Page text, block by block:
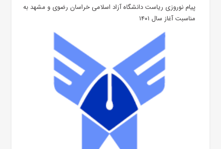
پیام نوروزی ریاست دانشگاه آزاد اسلامی خراسان رضوی و مشهد به
مناسبت آغاز سال ۱۴۰۱